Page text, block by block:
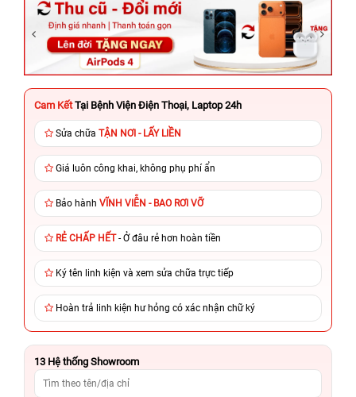
Cam Kết Tại Bệnh Viện Điện Thoại, Laptop 24h
Sửa chữa TẬN NƠI - LẤY LIỀN
Giá luôn công khai, không phụ phí ẩn
Bảo hành VĨNH VIỄN - BAO RƠI VỠ
RẺ CHẤP HẾT- Ở đâu rẻ hơn hoàn tiền
Ký tên linh kiện và xem sửa chữa trực tiếp
Hoàn trả linh kiện hư hỏng có xác nhận chữ ký
13 Hệ thống Showroom